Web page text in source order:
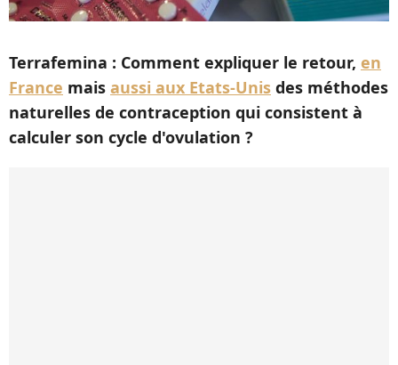
Terrafemina : Comment expliquer le retour, en
France mais aussi aux Etats-Unis des méthodes
naturelles de contraception qui consistent à
calculer son cycle d'ovulation ?